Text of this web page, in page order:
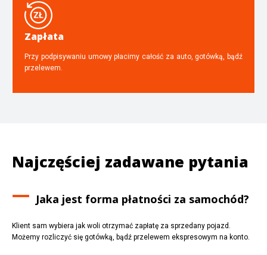
Zapłata
Przy podpisywaniu umowy płacimy całość za auto, gotówką, bądź
przelewem.
Najczęściej zadawane pytania
Jaka jest forma płatności za samochód?
Klient sam wybiera jak woli otrzymać zapłatę za sprzedany pojazd.
Możemy rozliczyć się gotówką, bądź przelewem ekspresowym na konto.